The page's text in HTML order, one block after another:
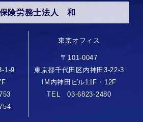
険労務士法人 和
1-9
東京オフィス
〒101-0047
東京都千代田区内神田3-22-3
IM内神田ビル11F・12F
TEL 03-6823-2480